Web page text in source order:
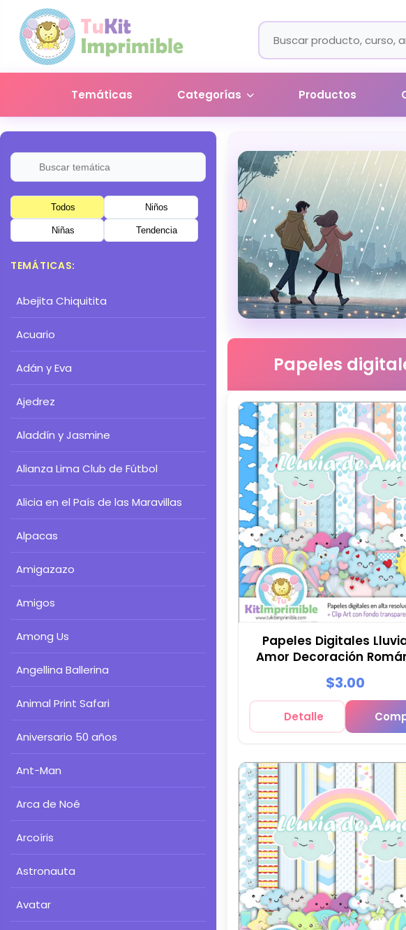
Temáticas Categorías Productos
Todos Niños
Niñas Tendencia
TEMÁTICAS:
Abejita Chiquitita
Acuario
Adán y Eva
Ajedrez
Aladdín y Jasmine
Alianza Lima Club de Fútbol
Alicia en el País de las Maravillas
Alpacas
Amigazazo
Amigos
Among Us
Angellina Ballerina
Animal Print Safari
Aniversario 50 años
Ant-Man
Arca de Noé
Arcoíris
Astronauta
Avatar
Papeles
Papeles Digitales
Amor Decoración
$3.00
Detalle